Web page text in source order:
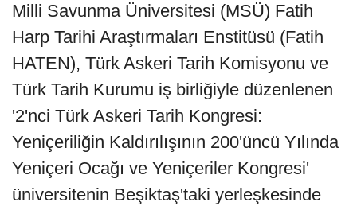
Milli Savunma Üniversitesi (MSÜ) Fatih
Harp Tarihi Araştırmaları Enstitüsü (Fatih
HATEN), Türk Askeri Tarih Komisyonu ve
Türk Tarih Kurumu iş birliğiyle düzenlenen
'2'nci Türk Askeri Tarih Kongresi:
Yeniçeriliğin Kaldırılışının 200'üncü Yılında
Yeniçeri Ocağı ve Yeniçeriler Kongresi'
üniversitenin Beşiktaş'taki yerleşkesinde